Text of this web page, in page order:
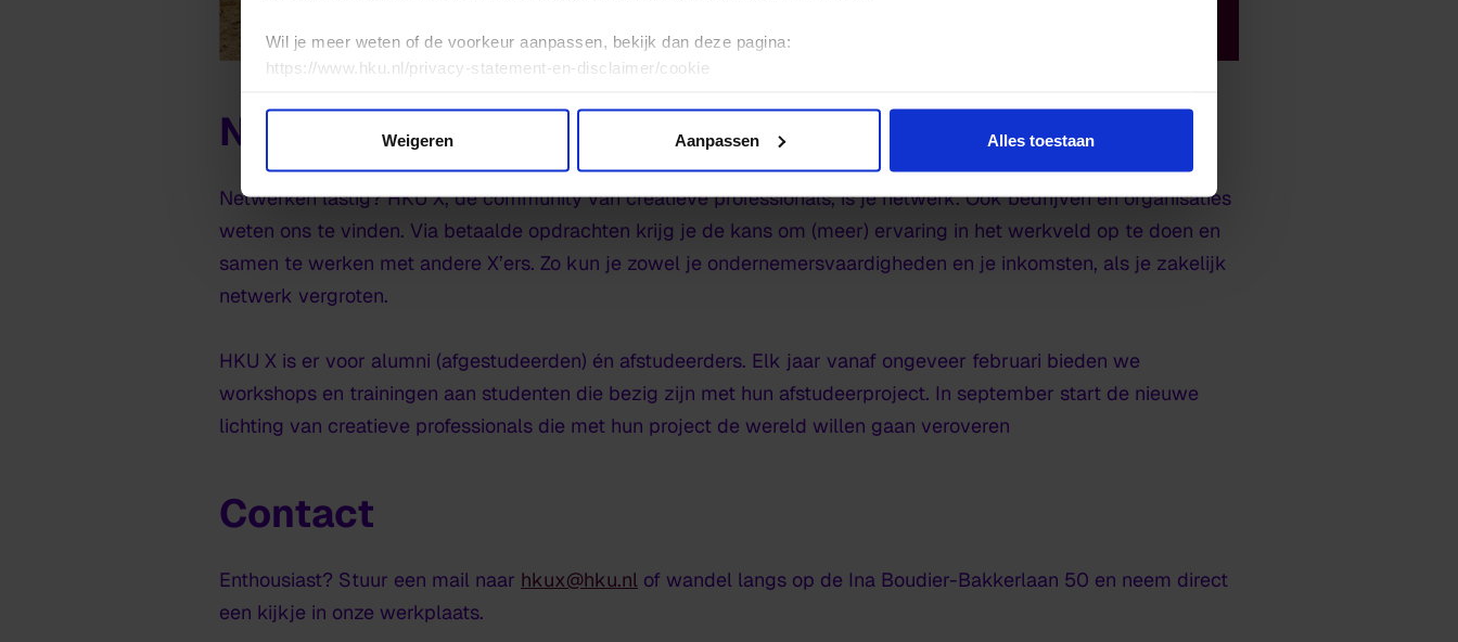
Wil je meer weten of de voorkeur aanpassen, bekijk dan deze pagina:
https://www.hku.nl/privacy-statement-en-disclaimer/cookie
Weigeren Aanpassen Alles toestaan
Netwerk
Netwerken lastig? HKU X, de community van creatieve professionals, is je netwerk. Ook bedrijven en organisaties
weten ons te vinden. Via betaalde opdrachten krijg je de kans om (meer) ervaring in het werkveld op te doen en
samen te werken met andere X’ers. Zo kun je zowel je ondernemersvaardigheden en je inkomsten, als je zakelijk
netwerk vergroten.
HKU X is er voor alumni (afgestudeerden) én afstudeerders. Elk jaar vanaf ongeveer februari bieden we
workshops en trainingen aan studenten die bezig zijn met hun afstudeerproject. In september start de nieuwe
lichting van creatieve professionals die met hun project de wereld willen gaan veroveren
Contact
Enthousiast? Stuur een mail naar hkux@hku.nl of wandel langs op de Ina Boudier-Bakkerlaan 50 en neem direct
een kijkje in onze werkplaats.